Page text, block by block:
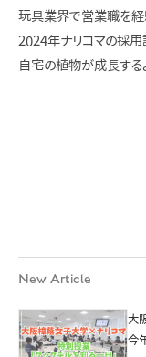
玩具業界で営業職を
2024年ナリコマの採
自宅の植物が成長する
New Article
大
今